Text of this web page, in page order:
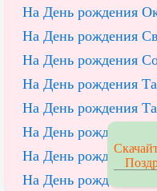
На День рождения
На День рождения
На День рождения
На День рождения
На День рождения
На День рождения
На День рождения
На День рождения